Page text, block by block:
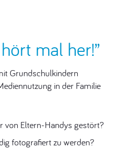
mal her!”
Grundschulkindern
in der Familie
von Eltern-Handys gestört?
fotografiert zu werden?